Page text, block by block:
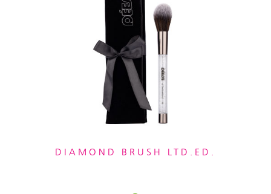
DIAMOND BRUSH LTD.ED.